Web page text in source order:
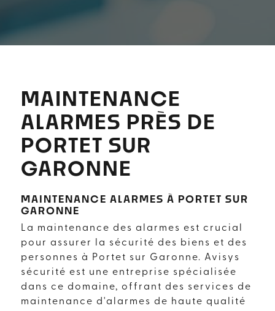
MAINTENANCE
ALARMES PRÈS DE
PORTET SUR
GARONNE
MAINTENANCE ALARMES À PORTET SUR
GARONNE
La maintenance des alarmes est crucial
pour assurer la sécurité des biens et des
personnes à Portet sur Garonne. Avisys
sécurité est une entreprise spécialisée
dans ce domaine, offrant des services de
maintenance d'alarmes de haute qualité